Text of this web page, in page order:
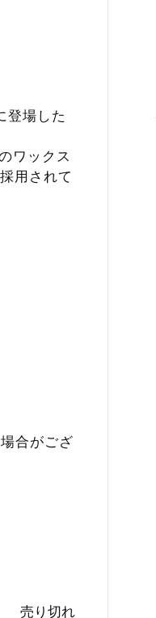
登場した
ワックス
用されて
合がござ
売り切れ